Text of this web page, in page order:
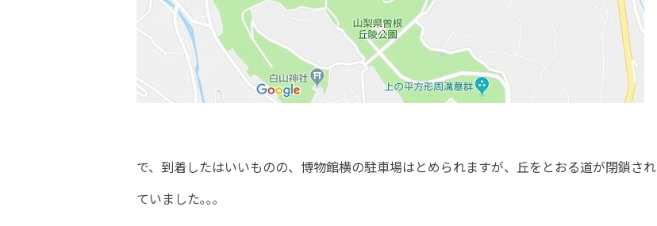
で、到着したはいいものの、博物館横の駐車場はとめられますが、丘をとおる道が閉鎖され
ていました｡｡｡